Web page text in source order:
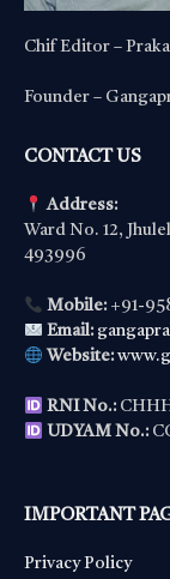
Chif Editor –
Founder –
CONTACT US
Address:
Ward No. 12,
493996
Mobile:+91-
Email:
Website:
RNI No.:
UDYAM No.:
IMPORTANT
Privacy Policy